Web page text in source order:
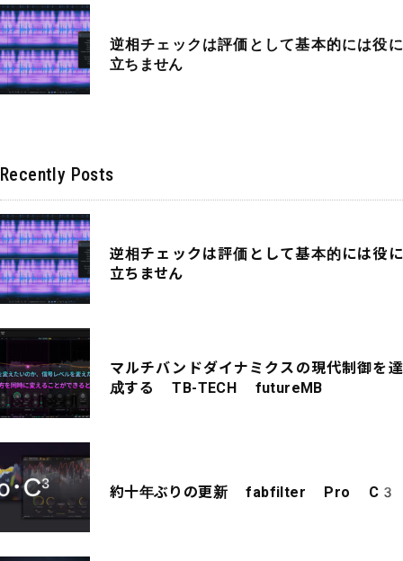
逆相チェックは評価として基本的には役に
立ちません
Recently Posts
逆相チェックは評価として基本的には役に
立ちません
マルチバンドダイナミクスの現代制御を達
成する TB-TECH futureMB
約十年ぶりの更新 fabfilter Pro C3